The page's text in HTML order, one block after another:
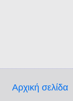
Αρχική σελίδα